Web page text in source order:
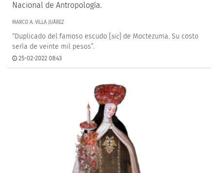
Nacional de Antropología.
MARCO A. VILLA JUÁREZ
“Duplicado del famoso escudo [ sic] de Moctezuma. Su costo
sería de veinte mil pesos”.
25-02-2022 08:43